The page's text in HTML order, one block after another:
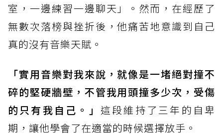
室，一邊練習一邊聊天」。然而，在經歷了
無數次落榜與挫折後，他痛苦地意識到自己
真的沒有音樂天賦。
「實用音樂對我來說，就像是一堵絕對撞不
碎的堅硬牆壁，不管我用頭撞多少次，受傷
的只有我自己。」 這段維持了三年的自卑
期，讓他學會了在適當的時候選擇放手。